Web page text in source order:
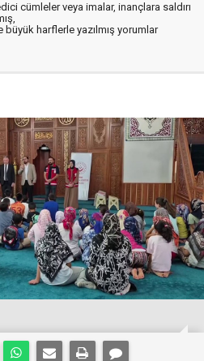
cümleler veya imalar, inançlara saldırı
büyük harflerle yazılmış yorumlar